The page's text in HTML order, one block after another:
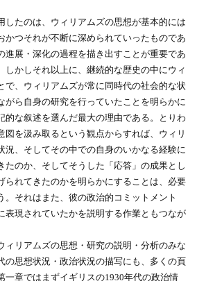
たのは、ウィリアムズの思想が基本的には
かつそれが不断に深められていったものであ
進展・深化の過程を描き出すことが重要であ
しかしそれ以上に、継続的な歴史の中にウィ
で、ウィリアムズが常に同時代の社会的な状
がら自身の研究を行っていたことを明らかに
的な叙述を選んだ最大の理由である。とりわ
図を汲み取るという観点からすれば、ウィリ
況、そしてその中での自身のいかなる経験に
たのか、そしてそうした「応答」の成果とし
られてきたのかを明らかにすることは、必要
。それはまた、彼の政治的コミットメント
表現されていたかを説明する作業ともつなが
リアムズの思想・研究の説明・分析のみな
の思想状況・政治状況の描写にも、多くの頁
一章ではまずイギリスの1930年代の政治情